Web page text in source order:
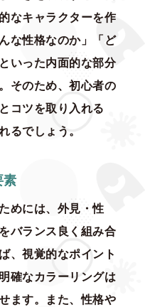
なキャラクターを作
な性格なのか」「ど
いった内面的な部分
そのため、初心者の
コツを取り入れる
るでしょう。
素
めには、外見・性
バランス良く組み合
、視覚的なポイント
確なカラーリングは
ます。また、性格や